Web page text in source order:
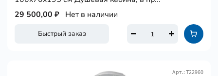
Быстрый заказ
29 500,00 ₽ Нет в наличии
Арт.: Т22960